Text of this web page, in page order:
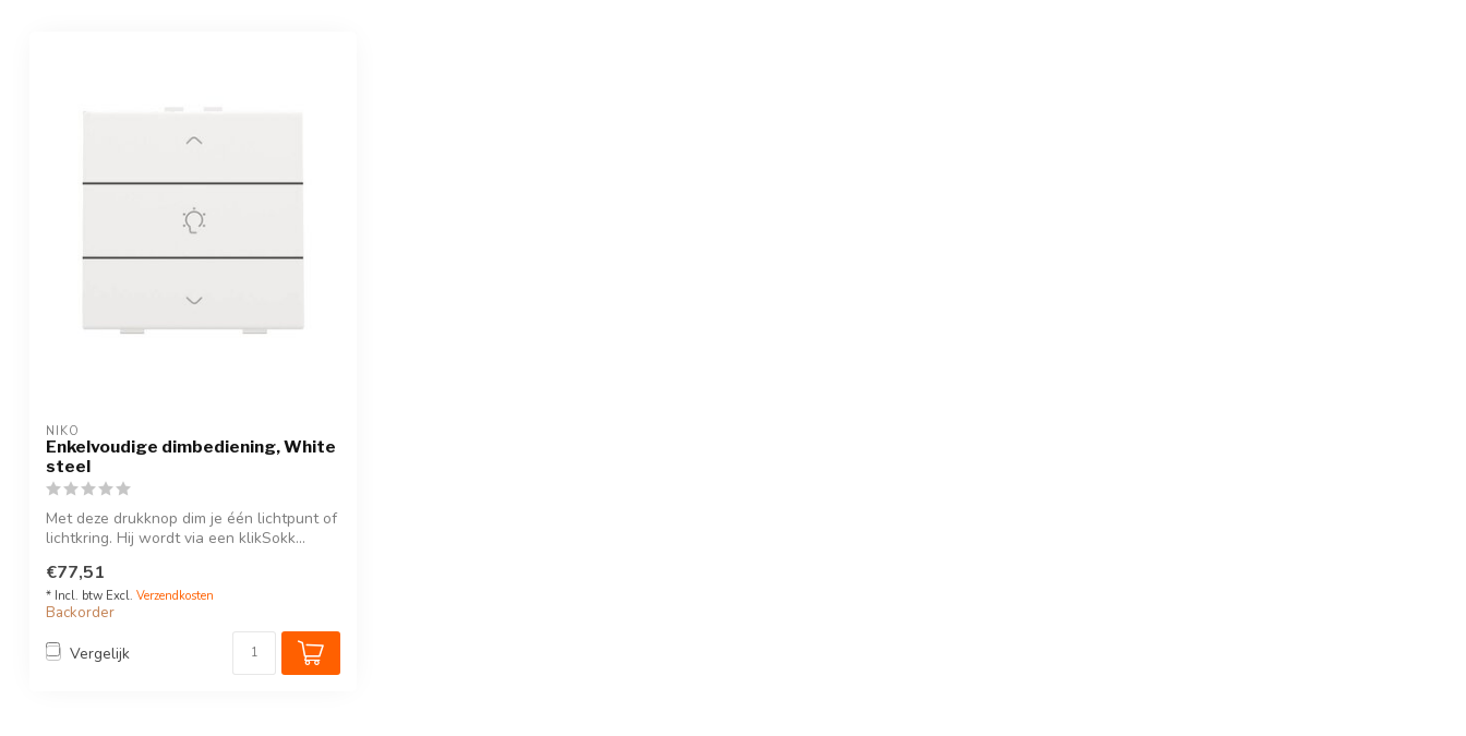
NIKO
Enkelvoudige dimbediening, White
steel
Met deze drukknop dim je één lichtpunt of
lichtkring. Hij wordt via een klikSokk...
€77,51
* Incl. btw Excl. Verzendkosten
Backorder
Vergelijk